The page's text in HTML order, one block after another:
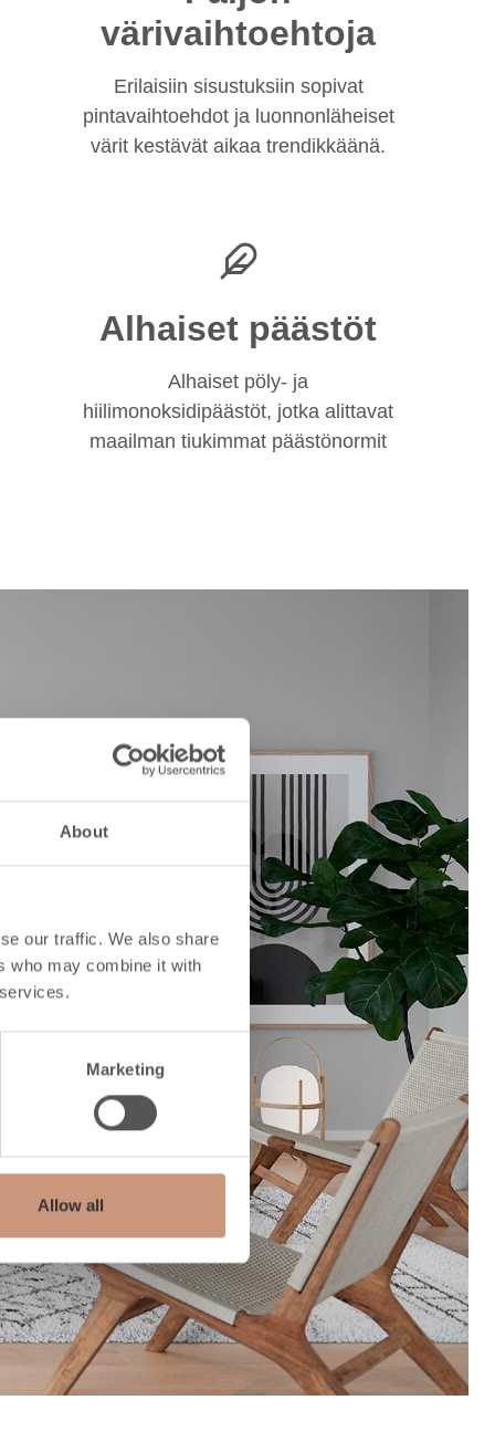
About
our traffic. We also share
who may combine it with
Marketing
Allow all
värivaihtoehtoja
Erilaisiin sisustuksiin sopivat
pintavaihtoehdot ja luonnonläheiset
värit kestävät aikaa trendikkäänä.
Alhaiset päästöt
Alhaiset pöly- ja
hiilimonoksidipäästöt, jotka alittavat
maailman tiukimmat päästönormit
Next